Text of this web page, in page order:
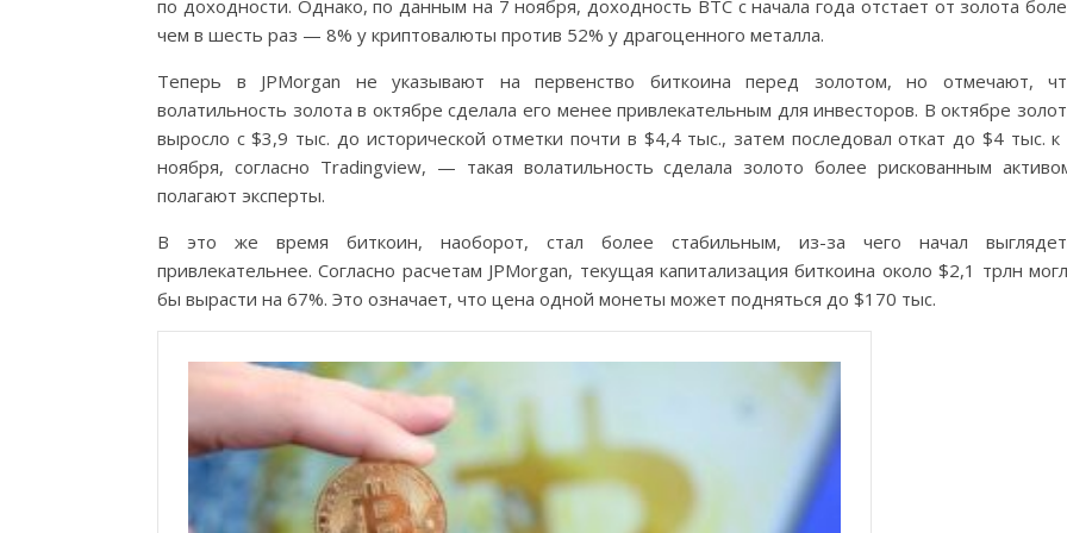
по доходности. Однако, по данным на 7 ноября, доходность BTC с начала года отстает от золота
чем в шесть раз — 8% у криптовалюты против 52% у драгоценного металла.
Теперь в JPMorgan не указывают на первенство биткоина перед золотом, но отмечают,
волатильность золота в октябре сделала его менее привлекательным для инвесторов. В октябре
выросло с $3,9 тыс. до исторической отметки почти в $4,4 тыс., затем последовал откат до $4 тыс. к
ноября, согласно Tradingview, — такая волатильность сделала золото более рискованным
полагают эксперты.
В это же время биткоин, наоборот, стал более стабильным, из-за чего начал
привлекательнее. Согласно расчетам JPMorgan, текущая капитализация биткоина около $2,1 трлн
бы вырасти на 67%. Это означает, что цена одной монеты может подняться до $170 тыс.